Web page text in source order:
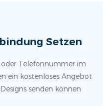
Setzen
oder Telefonnummer im
ein kostenloses Angebot
senden können